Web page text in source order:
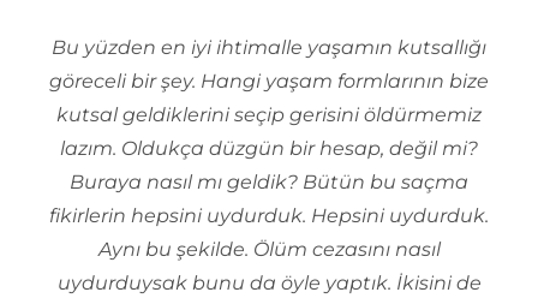
Bu yüzden en iyi ihtimalle yaşamın kutsallığı
göreceli bir şey. Hangi yaşam formlarının bize
kutsal geldiklerini seçip gerisini öldürmemiz
lazım. Oldukça düzgün bir hesap, değil mi?
Buraya nasıl mı geldik? Bütün bu saçma
fikirlerin hepsini uydurduk. Hepsini uydurduk.
Aynı bu şekilde. Ölüm cezasını nasıl
uydurduysak bunu da öyle yaptık. İkisini de